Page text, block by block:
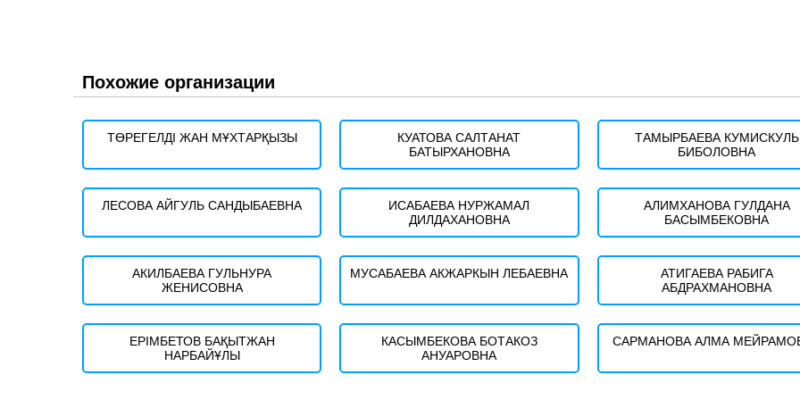
Похожие организации
ТӨРЕГЕЛДІ ЖАН МҰХТАРҚЫЗЫ
КУАТОВА САЛТАНАТ
БАТЫРХАНОВНА
ТАМЫРБАЕВА КУМИСКУЛЬ
БИБОЛОВНА
ЛЕСОВА АЙГУЛЬ САНДЫБАЕВНА
ИСАБАЕВА НУРЖАМАЛ
ДИЛДАХАНОВНА
АЛИМХАНОВА ГУЛДАНА
БАСЫМБЕКОВНА
АКИЛБАЕВА ГУЛЬНУРА
ЖЕНИСОВНА
МУСАБАЕВА АКЖАРКЫН ЛЕБАЕВНА
АТИГАЕВА РАБИГА
АБДРАХМАНОВНА
ЕРІМБЕТОВ БАҚЫТЖАН
НАРБАЙҰЛЫ
КАСЫМБЕКОВА БОТАКОЗ
АНУАРОВНА
САРМАНОВА АЛМА